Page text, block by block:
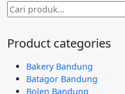
Pencarian
untuk:
Product categories
Bakery Bandung
Batagor Bandung
Bolen Bandung